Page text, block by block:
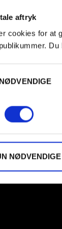
aftryk
cookies for at